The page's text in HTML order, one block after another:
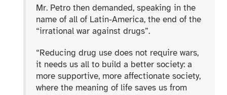
Mr. Petro then demanded, speaking in the
name of all of Latin-​America, the end of the
“irrational war against drugs”.
“Reducing drug use does not require wars,
it needs us all to build a better society: a
more supportive, more affectionate society,
where the meaning of life saves us from